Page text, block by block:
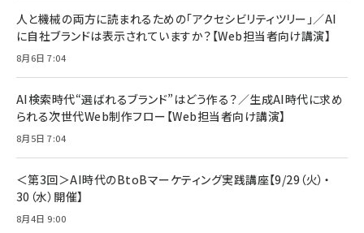
組織の成果を最大化する ルールのデザイン
￥1,980
Amazonランキングをもっと見る
技術基準適合】ブラック
￥5,990
ケーブル Anker絡まないケーブル 240W 結束バン
ド付き USB PD対応 シリコン素材採用 iPhone
17 / 16 / 15 / Galaxy iPad Pro MacBook
Pro/Air 各種対応 (1.8m ミッドナイトブラック)
￥1,890
サッポロ 生ビール 黒ラベル 350ml 缶 24本 ビー
ル ケース買い【6/30応募〆切! 黒ラベルビヤセラー
￥4,857
人と機械の両方に読まれるための「アクセシビリティツリー」／AI
に自社ブランドは表示されていますか？【Web担当者向け講演】
8月6日 7:04
AI検索時代“選ばれるブランド”はどう作る？／生成AI時代に求め
られる次世代Web制作フロー【Web担当者向け講演】
8月5日 7:04
＜第3回＞AI時代のBtoBマーケティング実践講座【9/29（火）・
30（水）開催】
8月4日 9:00